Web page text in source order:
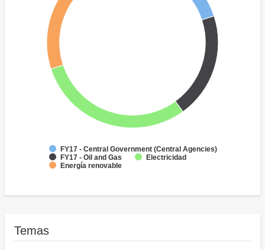
FY17 - Central Government (Central Agencies)
FY17 - Oil and Gas
Electricidad
Energía renovable
Temas